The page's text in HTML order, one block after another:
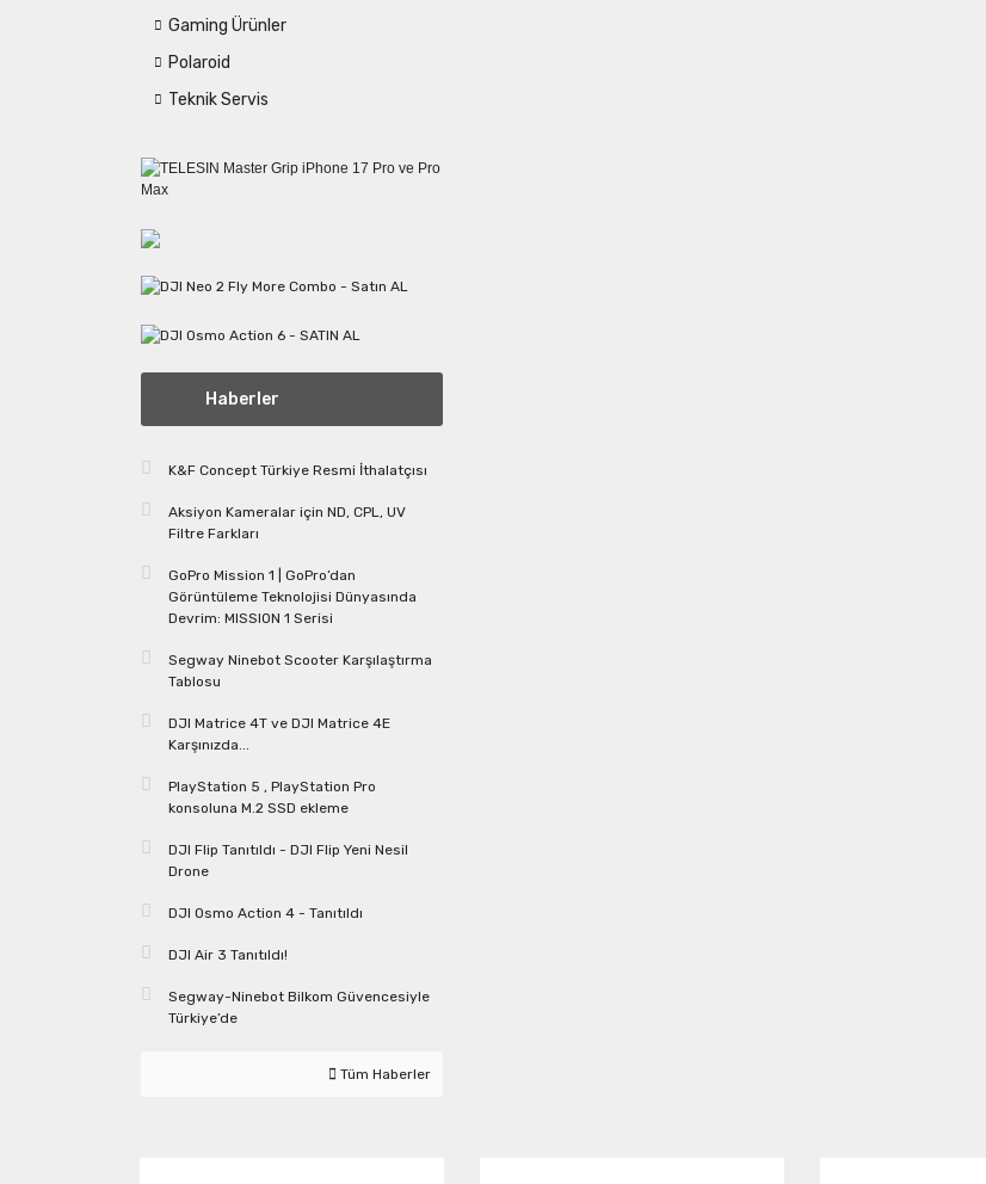
Gaming Ürünler
Polaroid
Teknik Servis
Haberler
K&F Concept Türkiye Resmi İthalatçısı
Aksiyon Kameralar için ND, CPL, UV
Filtre Farkları
GoPro Mission 1 | GoPro’dan
Görüntüleme Teknolojisi Dünyasında
Devrim: MISSION 1 Serisi
Segway Ninebot Scooter Karşılaştırma
Tablosu
DJI Matrice 4T ve DJI Matrice 4E
Karşınızda...
PlayStation 5 , PlayStation Pro
konsoluna M.2 SSD ekleme
DJI Flip Tanıtıldı - DJI Flip Yeni Nesil
Drone
DJI Osmo Action 4 - Tanıtıldı
DJI Air 3 Tanıtıldı!
Segway-Ninebot Bilkom Güvencesiyle
Türkiye’de
Tüm Haberler